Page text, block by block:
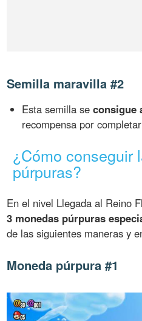
Semilla maravilla #2
Esta semilla seconsigue
recompensa por
¿Cómo conseguir
púrpuras?
En el nivel Llegada al Reino
3 monedas púrpuras
de las siguientes maneras y
Moneda púrpura #1